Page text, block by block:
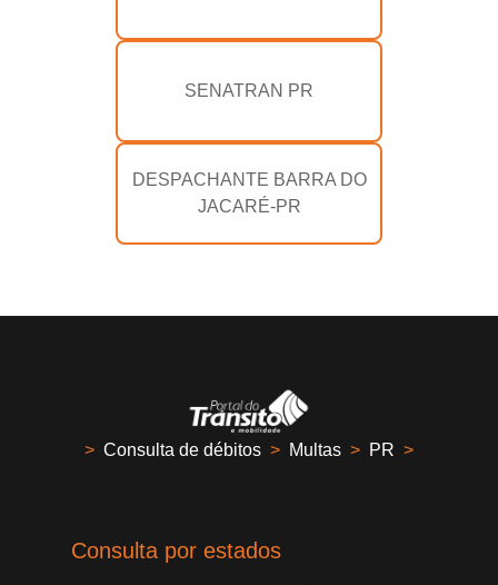
SENATRAN PR
DESPACHANTE BARRA DO
JACARÉ-PR
> Consulta de débitos > Multas > PR >
Consulta por estados